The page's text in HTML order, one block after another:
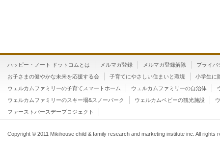
ハッピー・ノート ドットコムとは メルマガ登録 メルマガ登録解除
プライバ
お子さまの健やかな未来を応援する会
子育てにやさしい住まいと環境
小学生に
ウェルカムファミリーの子育てスマートホーム
ウェルカムファミリーの自治体
ウェルカムファミリーのスキー場&スノーパーク
ウェルカムベビーの観光施設
ファーストバースデープロジェクト
Copyright © 2011 Mikihouse child & family research and marketing institute inc. All rights